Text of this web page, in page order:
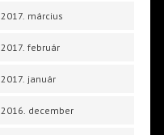
2017. március
2017. február
2017. január
2016. december